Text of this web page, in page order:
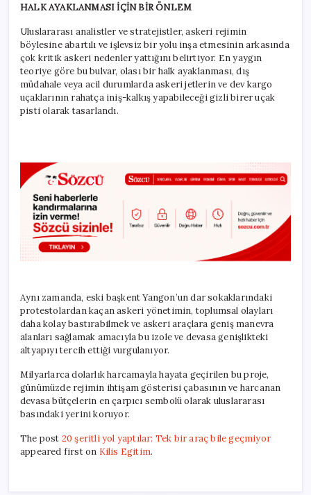
HALK AYAKLANMASI İÇİN BİR ÖNLEM
Uluslararası analistler ve stratejistler, askeri rejimin
böylesine abartılı ve işlevsiz bir yolu inşa etmesinin arkasında
çok kritik askeri nedenler yattığını belirtiyor. En yaygın
teoriye göre bu bulvar, olası bir halk ayaklanması, dış
müdahale veya acil durumlarda askeri jetlerin ve dev kargo
uçaklarının rahatça iniş-kalkış yapabileceği gizli birer uçak
pisti olarak tasarlandı.
Aynı zamanda, eski başkent Yangon’un dar sokaklarındaki
protestolardan kaçan askeri yönetimin, toplumsal olayları
daha kolay bastırabilmek ve askeri araçlara geniş manevra
alanları sağlamak amacıyla bu izole ve devasa genişlikteki
altyapıyı tercih ettiği vurgulanıyor.
Milyarlarca dolarlık harcamayla hayata geçirilen bu proje,
günümüzde rejimin ihtişam gösterisi çabasının ve harcanan
devasa bütçelerin en çarpıcı sembolü olarak uluslararası
basındaki yerini koruyor.
The post 20 şeritli yol yaptılar: Tek bir araç bile geçmiyor
appeared first on Kilis Egitim.